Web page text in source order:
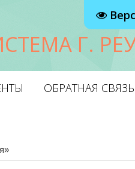
Г.
ОБРАТНАЯ СВЯЗЬ